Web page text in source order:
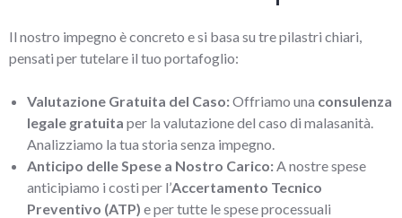
Il nostro impegno è concreto e si basa su tre pilastri chiari,
pensati per tutelare il tuo portafoglio:
Valutazione Gratuita del Caso:Offriamo una consulenza
legale gratuita per la valutazione del caso di malasanità.
Analizziamo la tua storia senza impegno.
Anticipo delle Spese a Nostro Carico: A nostre spese
anticipiamo i costi per l’Accertamento Tecnico
Preventivo (ATP) e per tutte le spese processuali